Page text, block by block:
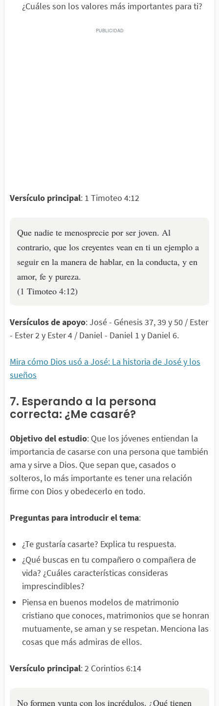
¿Cuáles son los valores más importantes para ti?
Versículo principal: 1 Timoteo 4:12
Que nadie te menosprecie por ser joven. Al
contrario, que los creyentes vean en ti un ejemplo a
seguir en la manera de hablar, en la conducta, y en
amor, fe y pureza.
(1 Timoteo 4:12)
Versículos de apoyo: José - Génesis 37, 39 y 50 / Ester
- Ester 2 y Ester 4 / Daniel - Daniel 1 y Daniel 6.
Mira cómo Dios usó a José: La historia de José y los
sueños
7. Esperando a la persona
correcta: ¿Me casaré?
Objetivo del estudio: Que los jóvenes entiendan la
importancia de casarse con una persona que también
ama y sirve a Dios. Que sepan que, casados o
solteros, lo más importante es tener una relación
firme con Dios y obedecerlo en todo.
Preguntas para introducir el tema:
¿Te gustaría casarte? Explica tu respuesta.
¿Qué buscas en tu compañero o compañera de
vida? ¿Cuáles características consideras
imprescindibles?
Piensa en buenos modelos de matrimonio
cristiano que conoces, matrimonios que se honran
mutuamente, se aman y se respetan. Menciona las
cosas que más admiras de ellos.
Versículo principal: 2 Corintios 6:14
No formen yunta con los incrédulos. ¿Qué tienen